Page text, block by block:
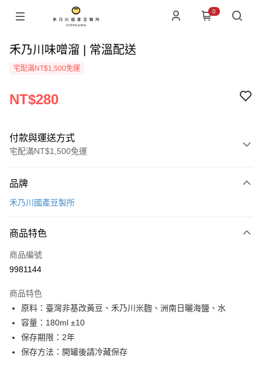
0
禾乃川味噌溜 | 常溫配送
宅配滿NT$1,500免運
NT$280
付款與運送方式
宅配滿NT$1,500免運
信用卡一次付款
Apple Pay
街口支付
ATM付款
運送方式
宅配
品牌
禾乃川國產豆製所
商品特色
商品編號
9981144
商品特色
原料：臺灣非基改黃豆、禾乃川米麴、洲南日曬海鹽、水
容量：180ml ±10
保存期限：2年
保存方法：開罐後請冷藏保存